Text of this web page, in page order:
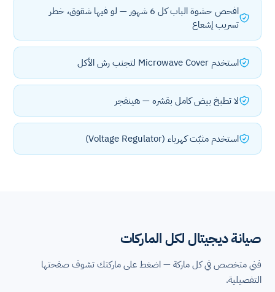
افحص حشوة الباب كل 6 شهور — لو فيها شقوق، خطر
تسريب إشعاع
استخدم Microwave Cover لتجنب رش الأكل
لا تطبخ بيض كامل بقشره — هينفجر
استخدم مثبّت كهرباء (Voltage Regulator)
صيانة ديجيتال لكل الماركات
فني متخصص في كل ماركة — اضغط على ماركتك تشوف صفحتها
التفصيلية.